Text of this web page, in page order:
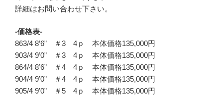
詳細はお問い合わせ下さい。
-価格表-
863/4 8’6” ＃3 4ｐ 本体価格135,000円
903/4 9’0” ＃3 4ｐ 本体価格135,000円
864/4 8’6” ＃4 4ｐ 本体価格135,000円
904/4 9’0” ＃4 4ｐ 本体価格135,000円
905/4 9’0” ＃5 4ｐ 本体価格135,000円